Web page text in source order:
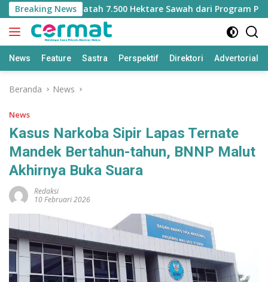
Langsung
ke
konten
Breaking News
Kehilangan Jatah 7.500 Hektare Sawah dari Program Pusat
News Feature Sastra Perspektif Direktori Advertorial
Beranda News
News
Kasus Narkoba Sipir Lapas Ternate
Mandek Bertahun-tahun, BNNP Malut
Akhirnya Buka Suara
Redaksi
10 Februari 2026